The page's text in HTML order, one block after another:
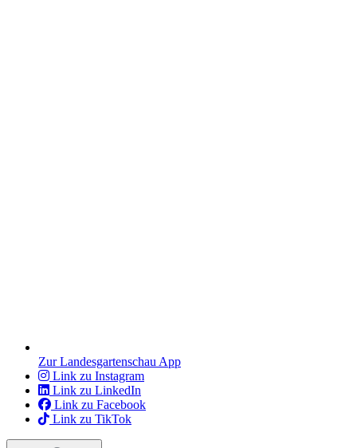
Zur Landesgartenschau App
Link zu Instagram
Link zu LinkedIn
Link zu Facebook
Link zu TikTok